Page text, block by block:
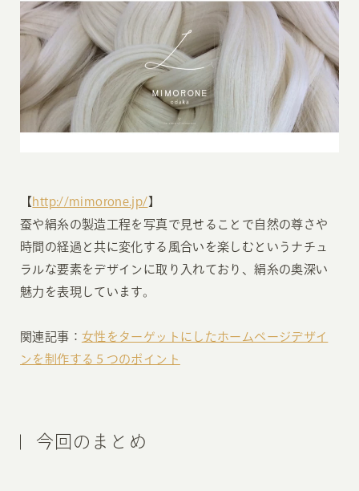
【 http://mimorone.jp/ 】
蚕や絹糸の製造工程を写真で見せることで自然の尊さや
時間の経過と共に変化する風合いを楽しむというナチュ
ラルな要素をデザインに取り入れており、絹糸の奥深い
魅力を表現しています。
関連記事： 女性をターゲットにしたホームページデザイ
ンを制作する５つのポイント
今回のまとめ